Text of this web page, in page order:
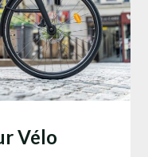
Vélo